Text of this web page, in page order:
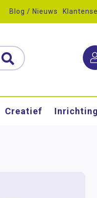
Blog / Nieuws
Creatief Inrichting